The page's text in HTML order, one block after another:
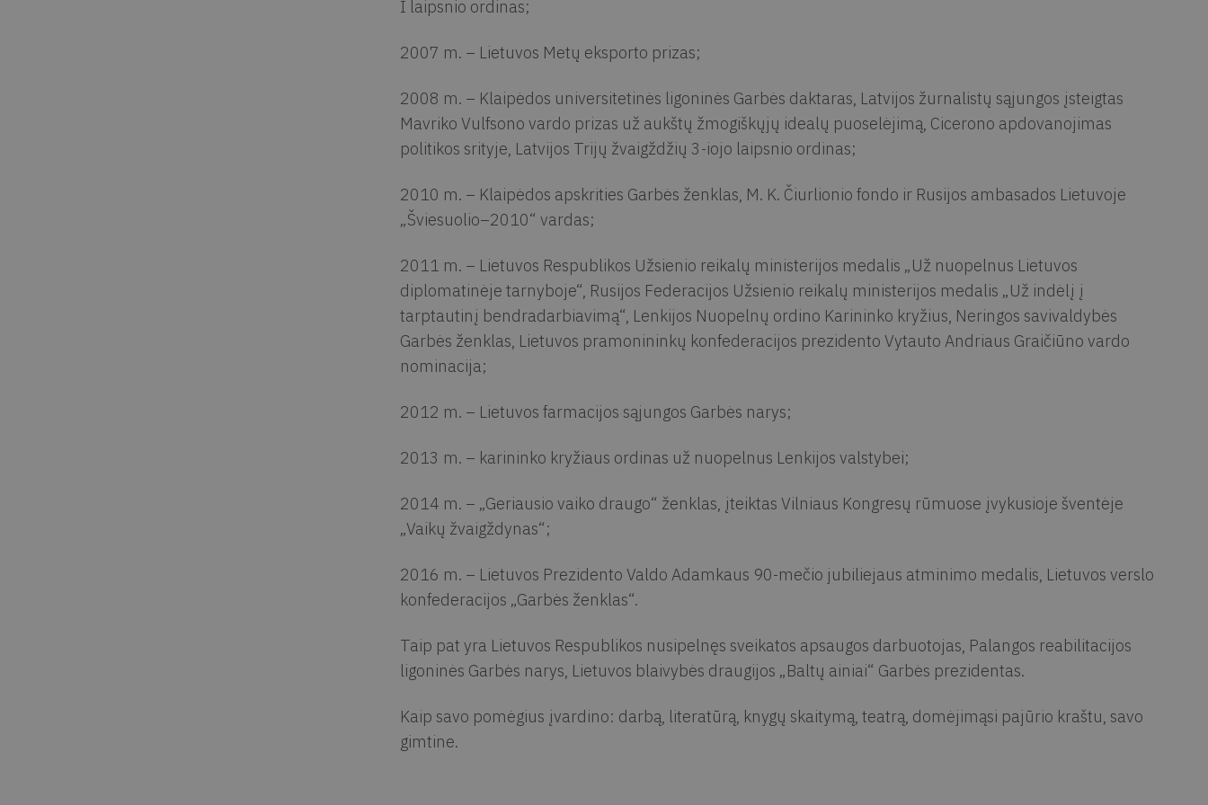
I laipsnio ordinas;
2007 m. – Lietuvos Metų eksporto prizas;
2008 m. – Klaipėdos universitetinės ligoninės Garbės daktaras, Latvijos žurnalistų sąjungos įsteigtas
Mavriko Vulfsono vardo prizas už aukštų žmogiškųjų idealų puoselėjimą, Cicerono apdovanojimas
politikos srityje, Latvijos Trijų žvaigždžių 3-iojo laipsnio ordinas;
2010 m. – Klaipėdos apskrities Garbės ženklas, M. K. Čiurlionio fondo ir Rusijos ambasados Lietuvoje
„Šviesuolio–2010“ vardas;
2011 m. – Lietuvos Respublikos Užsienio reikalų ministerijos medalis „Už nuopelnus Lietuvos
diplomatinėje tarnyboje“, Rusijos Federacijos Užsienio reikalų ministerijos medalis „Už indėlį į
tarptautinį bendradarbiavimą“, Lenkijos Nuopelnų ordino Karininko kryžius, Neringos savivaldybės
Garbės ženklas, Lietuvos pramonininkų konfederacijos prezidento Vytauto Andriaus Graičiūno vardo
nominacija;
2012 m. – Lietuvos farmacijos sąjungos Garbės narys;
2013 m. – karininko kryžiaus ordinas už nuopelnus Lenkijos valstybei;
2014 m. – „Geriausio vaiko draugo“ ženklas, įteiktas Vilniaus Kongresų rūmuose įvykusioje šventėje
„Vaikų žvaigždynas“;
2016 m. – Lietuvos Prezidento Valdo Adamkaus 90-mečio jubiliejaus atminimo medalis, Lietuvos verslo
konfederacijos „Garbės ženklas“.
Taip pat yra Lietuvos Respublikos nusipelnęs sveikatos apsaugos darbuotojas, Palangos reabilitacijos
ligoninės Garbės narys, Lietuvos blaivybės draugijos „Baltų ainiai“ Garbės prezidentas.
Kaip savo pomėgius įvardino: darbą, literatūrą, knygų skaitymą, teatrą, domėjimąsi pajūrio kraštu, savo
gimtine.